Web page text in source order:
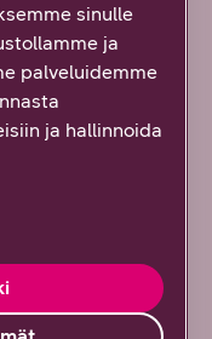
sinulle
ja
palveluidemme
ja hallinnoida